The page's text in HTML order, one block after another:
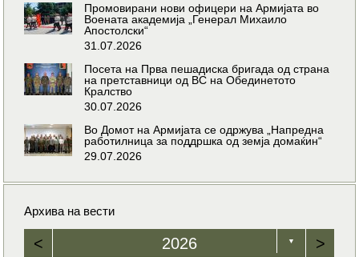
Промовирани нови офицери на Армијата во
Воената академија „Генерал Михаило
Апостолски“
31.07.2026
Посета на Прва пешадиска бригада од страна
на претставници од ВС на Обединетото
Кралство
30.07.2026
Во Домот на Армијата се одржува „Напредна
работилница за поддршка од земја домаќин“
29.07.2026
Архива на вести
< 2026 ▼ >